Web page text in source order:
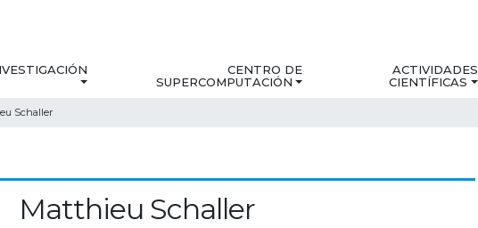
CENTRO DE
SUPERCOMPUTACIÓN
ACTIVIDADES
CIENTÍFICAS
Schaller
Matthieu Schaller